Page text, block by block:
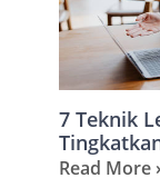
7 Teknik
Read More